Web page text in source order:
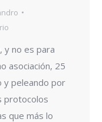
y no es para
asociación, 25
y peleando por
protocolos
que más lo